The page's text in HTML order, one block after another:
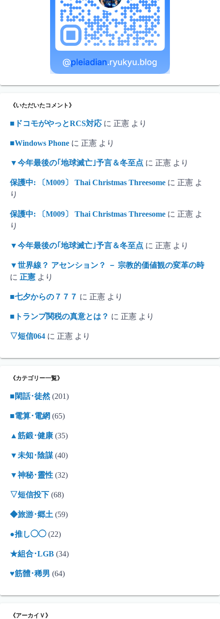
《いただいたコメント》
■ドコモがやっとRCS対応 に 正憲 より
■Windows Phone に 正憲 より
▼今年最後の｢地球滅亡｣予言＆冬至点 に 正憲 より
保護中: 〔M009〕 Thai Christmas Threesome に 正憲 よ
り
保護中: 〔M009〕 Thai Christmas Threesome に 正憲 よ
り
▼今年最後の｢地球滅亡｣予言＆冬至点 に 正憲 より
▼世界線？ アセンション？ － 宗教的価値観の変革の時
に 正憲 より
■七夕からの７７７ に 正憲 より
■トランプ関税の真意とは？ に 正憲 より
▽短信064 に 正憲 より
《カテゴリー一覧》
■閑話･徒然(201)
■電算･電網 (65)
▲筋鍛･健康 (35)
▼未知･陰謀 (40)
▼神秘･靈性 (32)
▽短信投下 (68)
◆旅游･郷土 (59)
●推し◯◯(22)
★組合･LGB (34)
♥筋體･稀男 (64)
《アーカイＶ》